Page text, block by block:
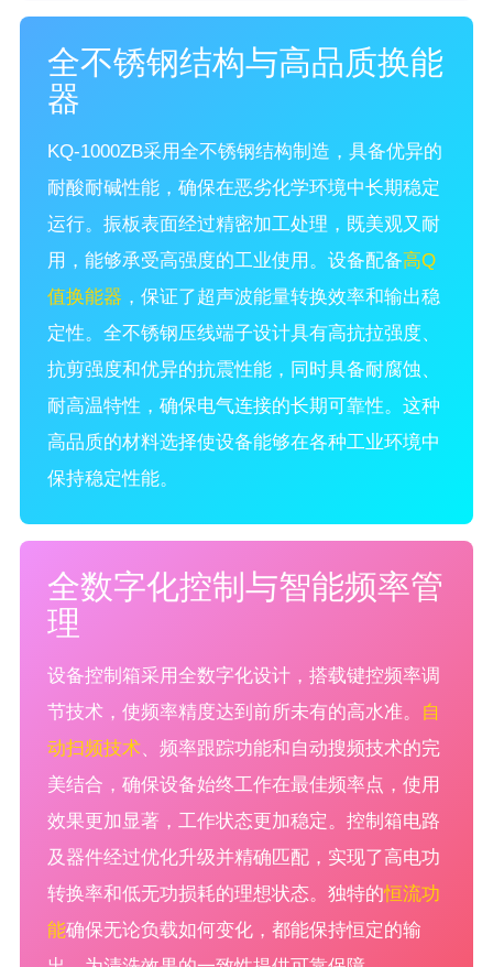
全不锈钢结构与高品质换能
器
KQ-1000ZB采用全不锈钢结构制造，具备优异的
耐酸耐碱性能，确保在恶劣化学环境中长期稳定
运行。振板表面经过精密加工处理，既美观又耐
用，能够承受高强度的工业使用。设备配备高Q
值换能器 ，保证了超声波能量转换效率和输出稳
定性。全不锈钢压线端子设计具有高抗拉强度、
抗剪强度和优异的抗震性能，同时具备耐腐蚀、
耐高温特性，确保电气连接的长期可靠性。这种
高品质的材料选择使设备能够在各种工业环境中
保持稳定性能。
全数字化控制与智能频率管
理
设备控制箱采用全数字化设计，搭载键控频率调
节技术，使频率精度达到前所未有的高水准。
自
动扫频技术、频率跟踪功能和自动搜频技术的完
美结合，确保设备始终工作在最佳频率点，使用
效果更加显著，工作状态更加稳定。控制箱电路
及器件经过优化升级并精确匹配，实现了高电功
转换率和低无功损耗的理想状态。独特的恒流功
能确保无论负载如何变化，都能保持恒定的输